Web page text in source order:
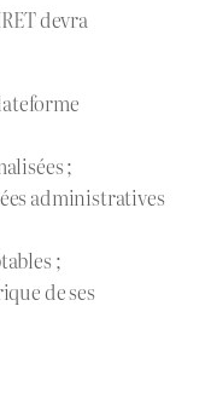
devra
;
administratives
;
de ses